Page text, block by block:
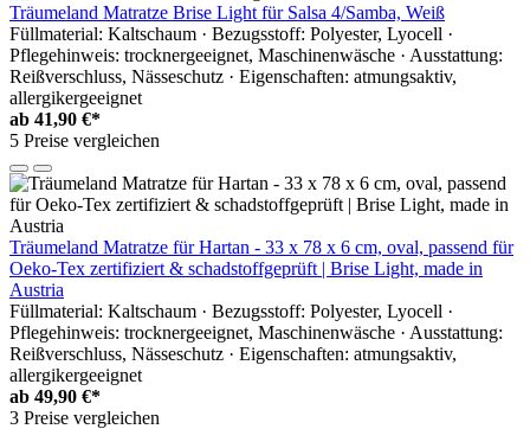
Träumeland Matratze Brise Light für Salsa 4/Samba, Weiß
Füllmaterial: Kaltschaum · Bezugsstoff: Polyester, Lyocell ·
Pflegehinweis: trocknergeeignet, Maschinenwäsche · Ausstattung:
Reißverschluss, Nässeschutz · Eigenschaften: atmungsaktiv,
allergikergeeignet
ab 41,90 €*
5 Preise vergleichen
Träumeland Matratze für Hartan - 33 x 78 x 6 cm, oval, passend für
Oeko-Tex zertifiziert & schadstoffgeprüft | Brise Light, made in
Austria
Füllmaterial: Kaltschaum · Bezugsstoff: Polyester, Lyocell ·
Pflegehinweis: trocknergeeignet, Maschinenwäsche · Ausstattung:
Reißverschluss, Nässeschutz · Eigenschaften: atmungsaktiv,
allergikergeeignet
ab 49,90 €*
3 Preise vergleichen